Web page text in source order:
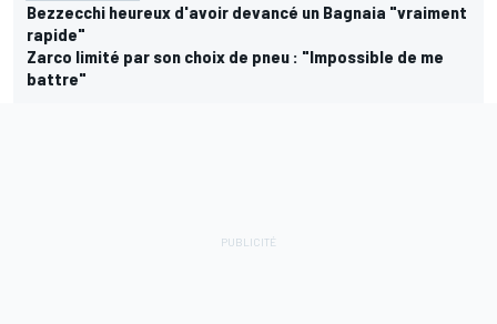
Bezzecchi heureux d'avoir devancé un Bagnaia "vraiment
rapide"
Zarco limité par son choix de pneu : "Impossible de me
battre"